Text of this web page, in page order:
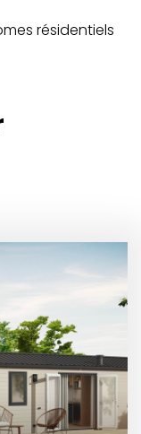
résidentiels